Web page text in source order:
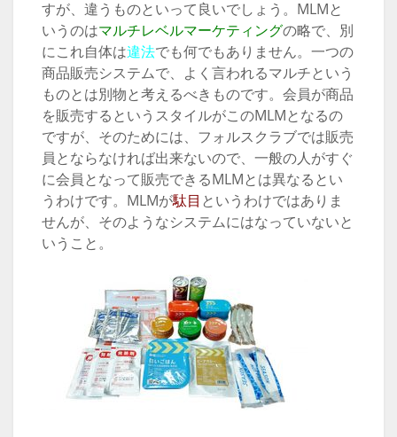
すが、違うものといって良いでしょう。MLMと
いうのはマルチレベルマーケティングの略で、別
にこれ自体は違法でも何でもありません。一つの
商品販売システムで、よく言われるマルチという
ものとは別物と考えるべきものです。会員が商品
を販売するというスタイルがこのMLMとなるの
ですが、そのためには、フォルスクラブでは販売
員とならなければ出来ないので、一般の人がすぐ
に会員となって販売できるMLMとは異なるとい
うわけです。MLMが駄目 というわけではありま
せんが、そのようなシステムにはなっていないと
いうこと。